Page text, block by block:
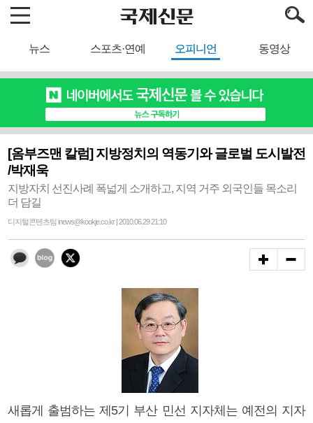
뉴스 스포츠·연예 오피니언 동영상
[옴부즈맨 칼럼] 지방정치의 역동기와 글로벌 도시발전
/박재욱
지방자치 선진사례 폭넓게 소개하고, 지역 거주 외국인들 목소리
더 담길
디지털콘텐츠팀 inews@kookje.co.kr | 2010.06.29 21:10
새롭게 출범하는 제5기 부산 민선 지자체는 예전의 지자